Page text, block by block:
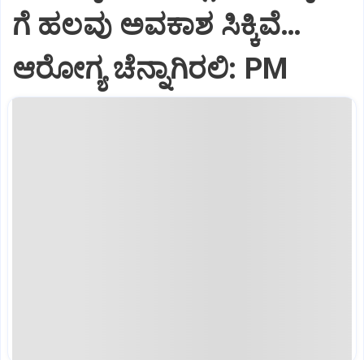
ಗೆ ಹಲವು ಅವಕಾಶ ಸಿಕ್ಕಿವೆ…
ಆರೋಗ್ಯ ಚೆನ್ನಾಗಿರಲಿ: PM